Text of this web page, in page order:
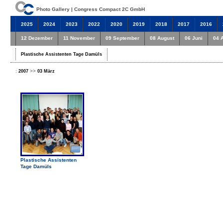
Photo Gallery | Congress Compact 2C GmbH
2025 2024 2023 2022 2020 2019 2018 2017 2016
12 Dezember 11 November 09 September 08 August 06 Juni 04
Plastische Assistenten Tage Damüls
: 2007 >> 03 März
Plastische Assistenten
Tage Damüls